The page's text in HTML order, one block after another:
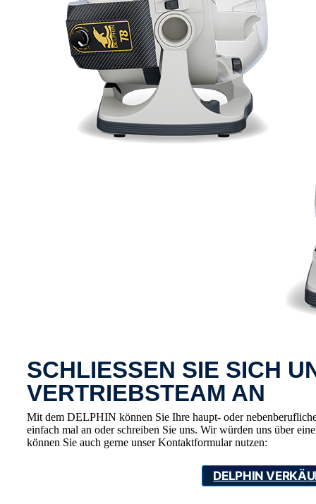
SCHLIESSEN SIE SICH
VERTRIEBSTEAM AN
Mit dem DELPHIN können Sie Ihre haupt- oder
einfach mal an oder schreiben Sie uns. Wir würden uns über
können Sie auch gerne unser Kontaktformular nutzen:
DELPHIN